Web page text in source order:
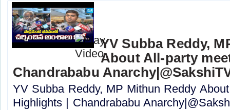
YV Subba Reddy,
About All-party
Chandrababu
YV Subba Reddy, MP Mithun Reddy
Highlights | Chandrababu